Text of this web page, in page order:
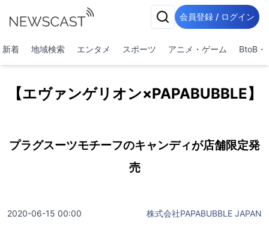
会員登録 / ログイン
新着 地域検索 エンタメ スポーツ アニメ・ゲーム BtoB・
【エヴァンゲリオン×PAPABUBBLE】
プラグスーツモチーフのキャンディが店舗限定発
売
2020-06-15 00:00 株式会社PAPABUBBLE JAPAN